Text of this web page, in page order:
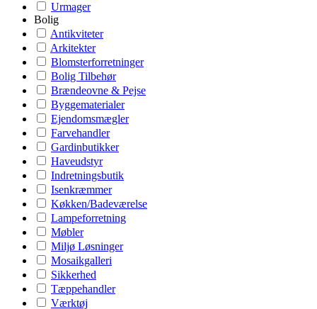
Urmager
Bolig
Antikviteter
Arkitekter
Blomsterforretninger
Bolig Tilbehør
Brændeovne & Pejse
Byggematerialer
Ejendomsmægler
Farvehandler
Gardinbutikker
Haveudstyr
Indretningsbutik
Isenkræmmer
Køkken/Badeværelse
Lampeforretning
Møbler
Miljø Løsninger
Mosaikgalleri
Sikkerhed
Tæppehandler
Værktøj